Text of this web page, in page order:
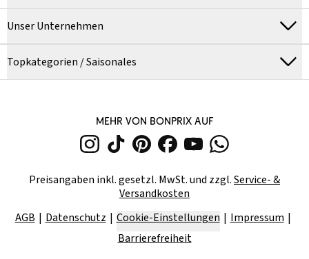
Unser Unternehmen
Topkategorien / Saisonales
MEHR VON BONPRIX AUF
Preisangaben inkl. gesetzl. MwSt. und zzgl.Service- &
Versandkosten
AGB
Datenschutz Cookie-Einstellungen
Impressum
Barrierefreiheit